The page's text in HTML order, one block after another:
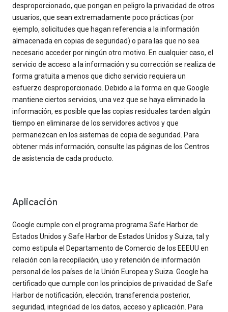
desproporcionado, que pongan en peligro la privacidad de otros
usuarios, que sean extremadamente poco prácticas (por
ejemplo, solicitudes que hagan referencia a la información
almacenada en copias de seguridad) o para las que no sea
necesario acceder por ningún otro motivo. En cualquier caso, el
servicio de acceso a la información y su corrección se realiza de
forma gratuita a menos que dicho servicio requiera un
esfuerzo desproporcionado. Debido a la forma en que Google
mantiene ciertos servicios, una vez que se haya eliminado la
información, es posible que las copias residuales tarden algún
tiempo en eliminarse de los servidores activos y que
permanezcan en los sistemas de copia de seguridad. Para
obtener más información, consulte las páginas de los Centros
de asistencia de cada producto.
Aplicación
Google cumple con el programa programa Safe Harbor de
Estados Unidos y Safe Harbor de Estados Unidos y Suiza, tal y
como estipula el Departamento de Comercio de los EEEUU en
relación con la recopilación, uso y retención de información
personal de los países de la Unión Europea y Suiza. Google ha
certificado que cumple con los principios de privacidad de Safe
Harbor de notificación, elección, transferencia posterior,
seguridad, integridad de los datos, acceso y aplicación. Para